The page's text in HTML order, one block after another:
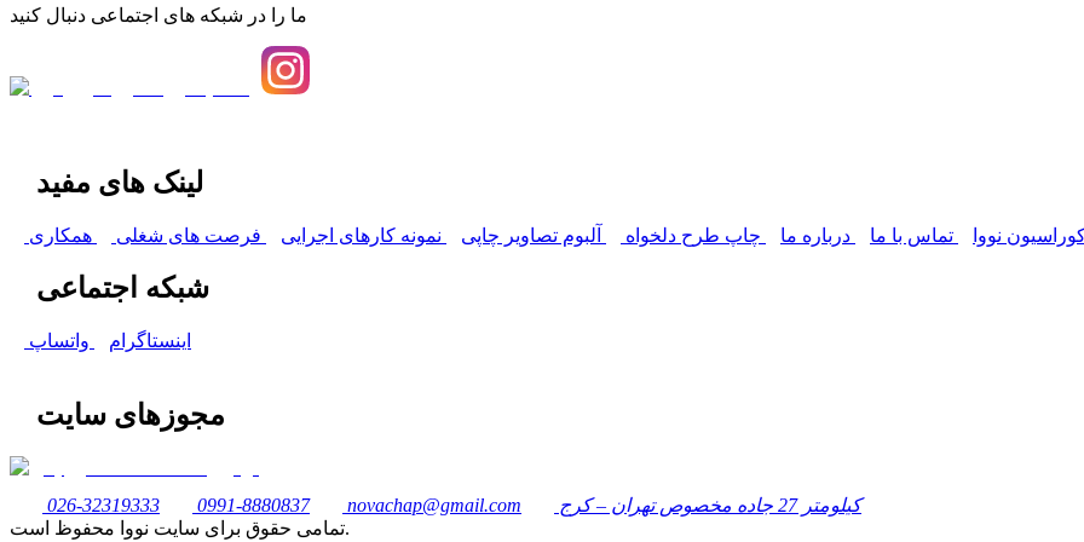
ما را در شبکه های اجتماعی دنبال کنید
لینک های مفید
نووا تماس با ما درباره ما چاپ طرح دلخواه آلبوم تصاویر چاپی نمونه کارهای اجرایی فرصت های شغلی همکاری
شبکه اجتماعی
اینستاگرام واتساپ
مجوزهای سایت
026-32319333 0991-8880837 novachap@gmail.com
کیلومتر 27 جاده مخصوص تهران – کرج
تمامی حقوق برای سایت نووا محفوظ است.